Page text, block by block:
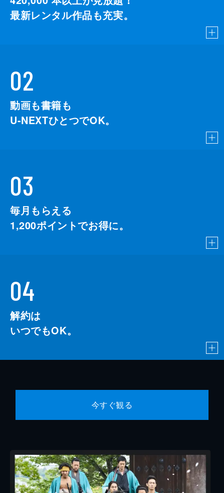
最新レンタル作品も充実。
02
動画も書籍も
U-NEXTひとつでOK。
03
毎月もらえる
1,200ポイントでお得に。
04
解約は
いつでもOK。
今すぐ観る